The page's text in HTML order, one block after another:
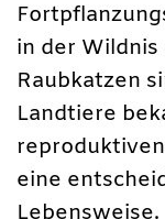
in der
Raubkatzen
Landtiere
eine